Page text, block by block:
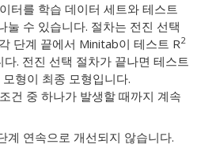
터를 학습 데이터 세트와 테스트
눌 수 있습니다. 절차는 전진 선택
단계 끝에서 Minitab이 테스트 R2
다. 전진 선택 절차가 끝나면 테스트
형이 최종 모형입니다.
건 중 하나가 발생할 때까지 계속
계 연속으로 개선되지 않습니다.